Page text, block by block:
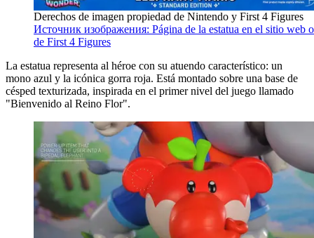
Derechos de imagen propiedad de Nintendo y First 4 Figures
Источник изображения: Página de la estatua en el sitio web
de First 4 Figures
La estatua representa al héroe con su atuendo característico: un
mono azul y la icónica gorra roja. Está montado sobre una base de
césped texturizada, inspirada en el primer nivel del juego llamado
"Bienvenido al Reino Flor".